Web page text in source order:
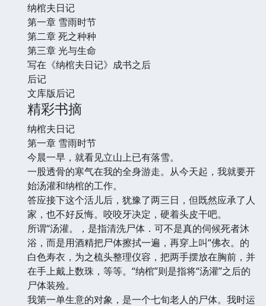
纳棺夫日记
第一章 雪雨时节
第二章 死之种种
第三章 光与生命
写在《纳棺夫日记》成书之后
后记
文库版后记
精彩书摘
纳棺夫日记
第一章 雪雨时节
今晨一早，就看见立山上已有落雪。
一股透骨的寒气在我的全身游走。从今天起，我就要开
始汤灌和纳棺的工作。
答应接下这个活儿后，犹豫了两三日，但既然应承了人
家，也不好反悔。咬咬牙决定，硬着头皮干吧。
所谓“汤灌。，是指清洗尸体．可不是真的伺候死者沐
浴，而是用酒精把尸体擦拭一遍，再穿上叫“佛衣。的
白色寿衣，为之梳头整理仪容，把两手摆放在胸前，并
在手上戴上数珠，等等。“纳棺”则是指将“汤灌”之后的
尸体装殓。
我第一单生意的对象，是一个七旬老人的尸体。我时运